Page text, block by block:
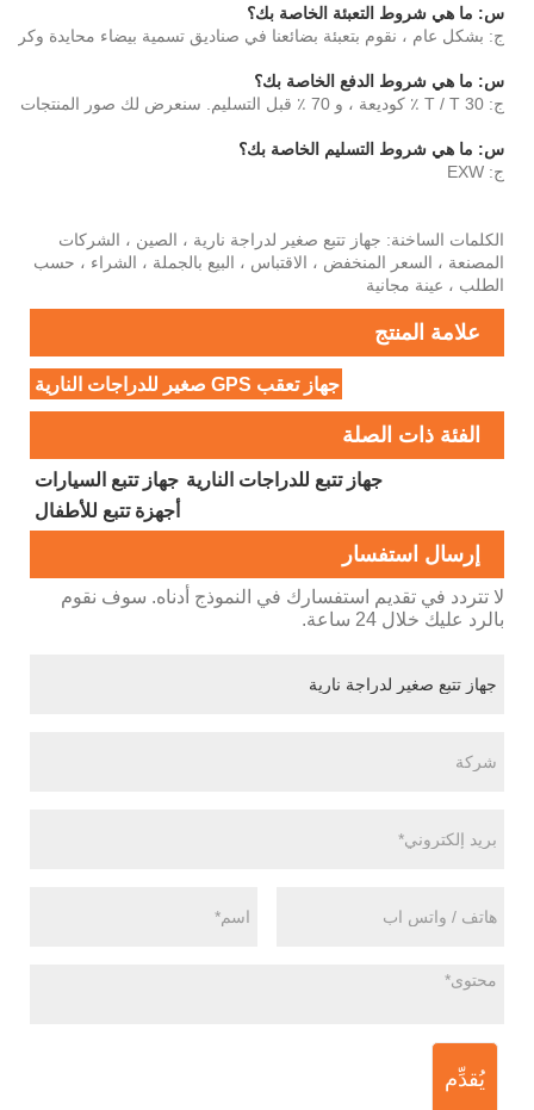
س: ما هي شروط التعبئة الخاصة بك؟
ج: بشكل عام ، نقوم بتعبئة بضائعنا في صناديق تسمية بيضاء محايدة
س: ما هي شروط الدفع الخاصة بك؟
ج: T / T 30 ٪ كوديعة ، و 70 ٪ قبل التسليم. سنعرض لك صور المنتجات والطرود قبل دفع الرصيد.
س: ما هي شروط التسليم الخاصة بك؟
ج: EXW
الكلمات الساخنة: جهاز تتبع صغير لدراجة نارية ، الصين ، الشركات
المصنعة ، السعر المنخفض ، الاقتباس ، البيع بالجملة ، الشراء ، حسب
الطلب ، عينة مجانية
علامة المنتج
جهاز تعقب GPS صغير للدراجات النارية
الفئة ذات الصلة
جهاز تتبع السيارات جهاز تتبع للدراجات النارية
أجهزة تتبع للأطفال
إرسال استفسار
لا تتردد في تقديم استفسارك في النموذج أدناه. سوف نقوم
بالرد عليك خلال 24 ساعة.
يُقدِّم